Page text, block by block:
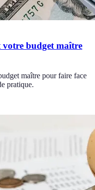
votre budget maître
maître pour faire face
pratique.